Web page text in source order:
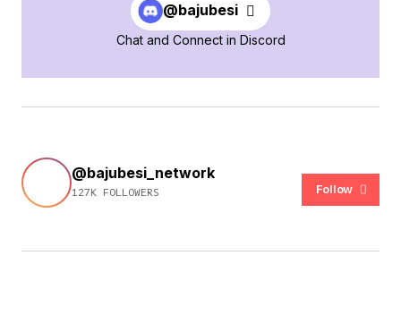
@bajubesi
Chat and Connect in Discord
@bajubesi_network
127K FOLLOWERS Follow